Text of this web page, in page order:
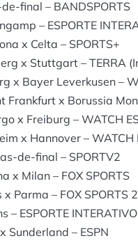
final – BANDSPORTS
– ESPORTE
x Celta – SPORTS+
x Stuttgart – TERRA
x Bayer Leverkusen –
x Borussia
x Freiburg – WATCH
x Hannover – WATCH
de-final – SPORTV2
x Milan – FOX SPORTS
Parma – FOX SPORTS 2
– ESPORTE INTERATIVO
Sunderland – ESPN